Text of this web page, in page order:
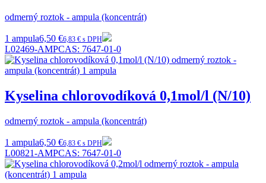
odmerný roztok - ampula (koncentrát)
1 ampula6,50 €6,83 € s DPH
L02469-AMPCAS: 7647-01-0
Kyselina chlorovodíková 0,1mol/l (N/10)
odmerný roztok - ampula (koncentrát)
1 ampula6,50 €6,83 € s DPH
L00821-AMPCAS: 7647-01-0